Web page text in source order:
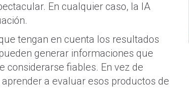
En cualquier caso, la IA
tengan en cuenta los resultados
generar informaciones que
considerarse fiables. En vez de
a evaluar esos productos de